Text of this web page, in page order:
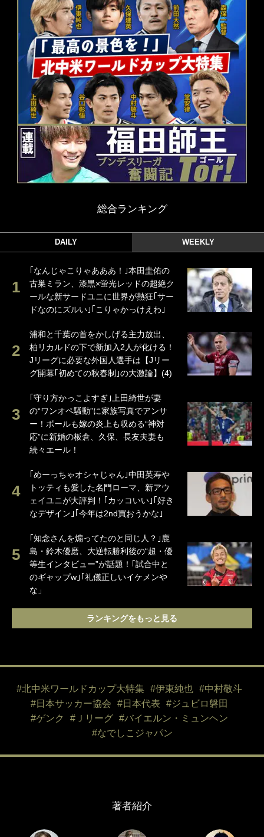
総合ランキング
DAILY WEEKLY
｢なんじゃこりゃあああ！｣本田圭佑の
古巣ミラン、漆黒×蛍光レッドの超絶ク
ールな新サードユニに世界が熱狂｢サー
ドなのにズルい｣｢こりゃかっけえわ｣
浦和と千葉の首をかしげる主力放出、
柏リカルドの下で新加入2人が化ける！
Jリーグに必要な外国人選手は【Jリー
グ開幕｢初めての秋春制｣の大激論】(4)
｢守り方かっこよすぎ｣上田綺世が妻
の“ワンオペ騒動”に家族写真でアンサ
ー！ボールも嫁の炎上も収める“神対
応”に新婚の板倉、久保、長友夫妻も
続々エール！
｢めーっちゃオシャじゃん｣中田英寿や
トッティも愛した名門ローマ、新アウ
ェイユニが大評判！｢カッコいい｣｢好き
なデザイン｣｢今年は2nd買おうかな｣
｢知念さんを煽ってたのと同じ人？｣鹿
島・鈴木優磨、大逆転勝利後の“超・優
等生インタビュー”が話題！｢試合中と
のギャップw｣｢礼儀正しいイケメンや
な」
ランキングをもっと見る
#北中米ワールドカップ大特集 #伊東純也
#中村敬斗
#日本サッカー協会
#日本代表
#ジュビロ磐田
#ゲンク
#Ｊリーグ
#バイエルン・ミュンヘン
#なでしこジャパン
著者紹介